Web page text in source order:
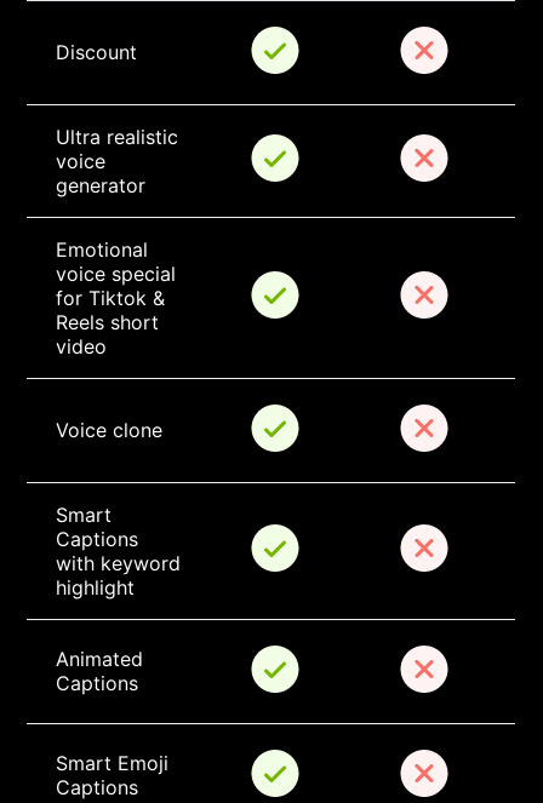
Discount
Ultra realistic
voice
generator
Emotional
voice special
for Tiktok &
Reels short
video
Voice clone
Smart
Captions
with keyword
highlight
Animated
Captions
Smart Emoji
Captions